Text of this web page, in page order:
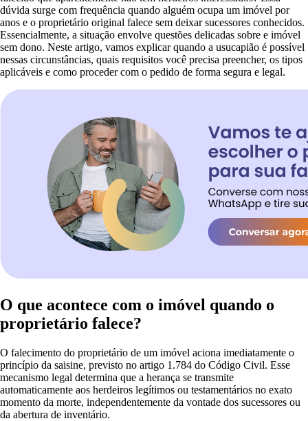
dúvida surge com frequência quando alguém ocupa um imóvel por
anos e o proprietário original falece sem deixar sucessores conhecidos.
Essencialmente, a situação envolve questões delicadas sobre e imóvel
sem dono. Neste artigo, vamos explicar quando a usucapião é possível
nessas circunstâncias, quais requisitos você precisa preencher, os tipos
aplicáveis e como proceder com o pedido de forma segura e legal.
O que acontece com o imóvel quando o
proprietário falece?
O falecimento do proprietário de um imóvel aciona imediatamente o
princípio da saisine, previsto no artigo 1.784 do Código Civil. Esse
mecanismo legal determina que a herança se transmite
automaticamente aos herdeiros legítimos ou testamentários no exato
momento da morte, independentemente da vontade dos sucessores ou
da abertura de inventário.